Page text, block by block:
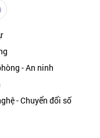
- An ninh
- Chuyển đổi số